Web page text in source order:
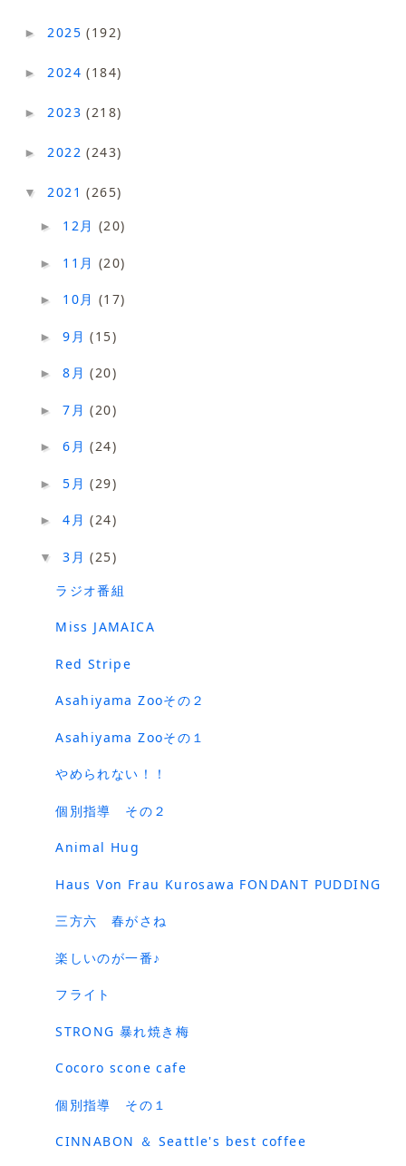
►2025(192)
►2024(184)
►2023(218)
►2022(243)
▼2021(265)
► 12月 (20)
► 11月 (20)
► 10月 (17)
►9月(15)
►8月(20)
►7月(20)
►6月(24)
►5月(29)
►4月(24)
▼3月(25)
ラジオ番組
Miss JAMAICA
Red Stripe
Asahiyama Zooその２
Asahiyama Zooその１
やめられない！！
個別指導 その２
Animal Hug
Haus Von Frau Kurosawa FONDANT PUDDING
三方六 春がさね
楽しいのが一番♪
フライト
STRONG 暴れ焼き梅
Cocoro scone cafe
個別指導 その１
CINNABON ＆ Seattle's best coffee